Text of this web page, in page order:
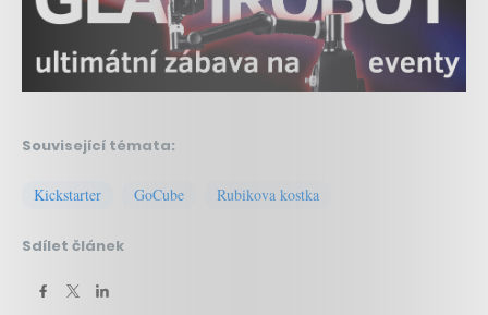
Související témata:
Kickstarter GoCube Rubikova kostka
Sdílet článek